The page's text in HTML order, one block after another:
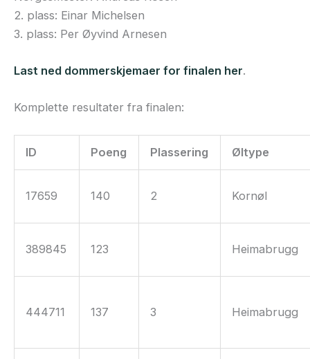
2. plass: Einar Michelsen
3. plass: Per Øyvind Arnesen
Last ned dommerskjemaer for finalen her.
Komplette resultater fra finalen:
ID Poeng Plassering Øltype
17659 140 2 Kornøl
389845 123 Heimabrugg
444711 137 3 Heimabrugg